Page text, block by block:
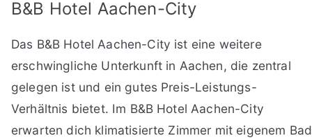
B&B Hotel Aachen-City
Das B&B Hotel Aachen-City ist eine weitere
erschwingliche Unterkunft in Aachen, die zentral
gelegen ist und ein gutes Preis-Leistungs-
Verhältnis bietet. Im B&B Hotel Aachen-City
erwarten dich klimatisierte Zimmer mit eigenem Bad